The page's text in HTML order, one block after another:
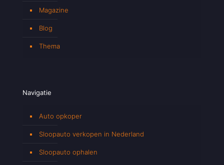
Magazine
Blog
Thema
Navigatie
Auto opkoper
Sloopauto verkopen in Nederland
Sloopauto ophalen